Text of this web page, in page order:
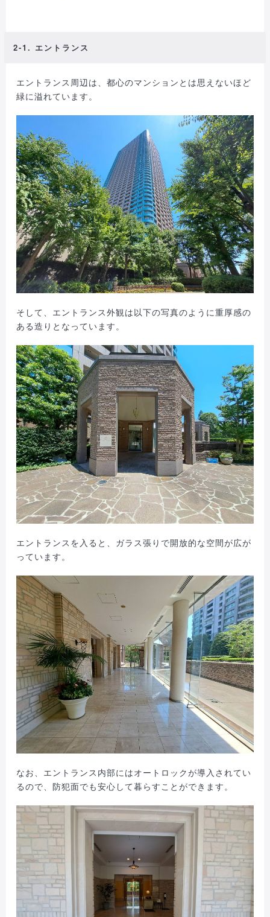
2-1. エントランス
エントランス周辺は、都心のマンションとは思えないほど
緑に溢れています。
そして、エントランス外観は以下の写真のように重厚感の
ある造りとなっています。
エントランスを入ると、ガラス張りで開放的な空間が広が
っています。
なお、エントランス内部にはオートロックが導入されてい
るので、防犯面でも安心して暮らすことができます。